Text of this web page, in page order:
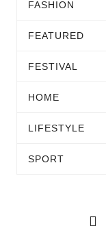
FASHION
FEATURED
FESTIVAL
HOME
LIFESTYLE
SPORT